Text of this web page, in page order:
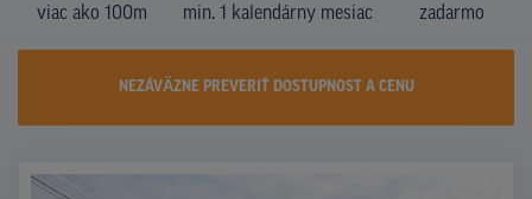
viac ako 100m min. 1 kalendárny mesiac zadarmo
NEZÁVÄZNE PREVERIŤ DOSTUPNOST A CENU